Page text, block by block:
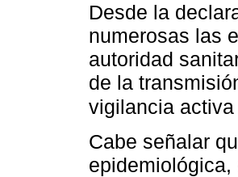
Desde la
numerosas las
autoridad
de la
vigilancia
Cabe señalar